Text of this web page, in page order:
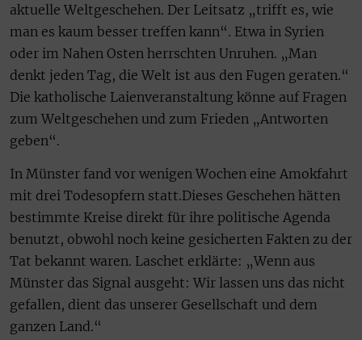
aktuelle Weltgeschehen. Der Leitsatz „trifft es, wie
man es kaum besser treffen kann“. Etwa in Syrien
oder im Nahen Osten herrschten Unruhen. „Man
denkt jeden Tag, die Welt ist aus den Fugen geraten.“
Die katholische Laienveranstaltung könne auf Fragen
zum Weltgeschehen und zum Frieden „Antworten
geben“.
In Münster fand vor wenigen Wochen eine Amokfahrt
mit drei Todesopfern statt.Dieses Geschehen hätten
bestimmte Kreise direkt für ihre politische Agenda
benutzt, obwohl noch keine gesicherten Fakten zu der
Tat bekannt waren. Laschet erklärte: „Wenn aus
Münster das Signal ausgeht: Wir lassen uns das nicht
gefallen, dient das unserer Gesellschaft und dem
ganzen Land.“